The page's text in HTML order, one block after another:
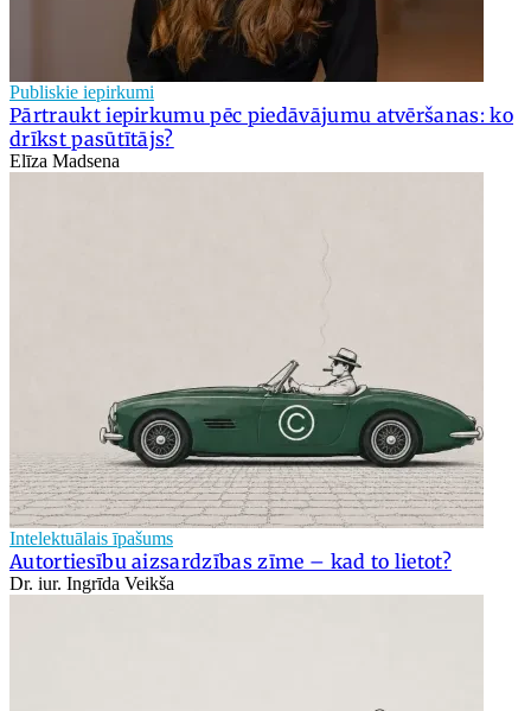
Publiskie iepirkumi
Pārtraukt iepirkumu pēc piedāvājumu atvēršanas: ko
drīkst pasūtītājs?
Elīza Madsena
Intelektuālais īpašums
Autortiesību aizsardzības zīme – kad to lietot?
Dr. iur. Ingrīda Veikša